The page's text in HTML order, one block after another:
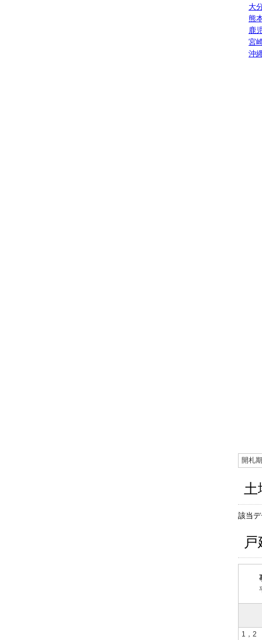
大
熊
鹿
宮
沖
開札
土
該当デ
1，2